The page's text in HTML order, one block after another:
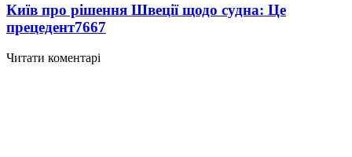
Київ про рішення Швеції щодо судна: Це
прецедент7667
Читати коментарі